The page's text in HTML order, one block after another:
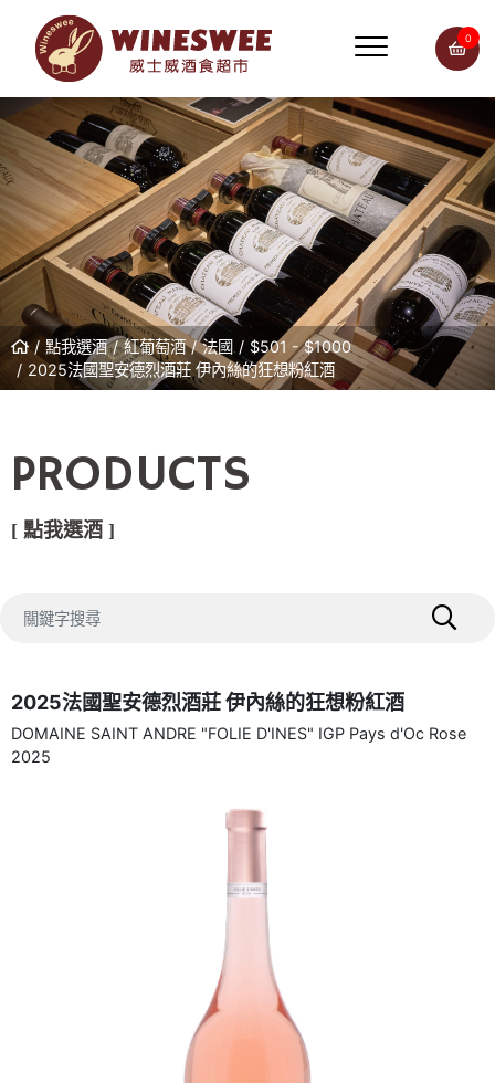
0
點我選酒 紅葡萄酒 法國
$501 - $1000
2025法國聖安德烈酒莊 伊內絲的狂想粉紅酒
PRODUCTS
[ 點我選酒 ]
2025法國聖安德烈酒莊 伊內絲的狂想粉紅酒
DOMAINE SAINT ANDRE "FOLIE D'INES" IGP Pays d'Oc Rose
2025